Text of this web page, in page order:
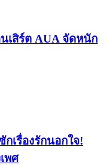
เสิร์ต AUA จัดหนัก
เรื่องรักนอกใจ!
พศ